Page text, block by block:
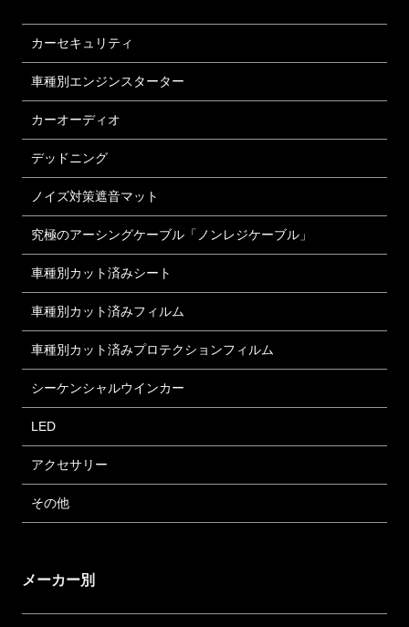
カーセキュリティ
車種別エンジンスターター
カーオーディオ
デッドニング
ノイズ対策遮音マット
究極のアーシングケーブル「ノンレジケーブル」
車種別カット済みシート
車種別カット済みフィルム
車種別カット済みプロテクションフィルム
シーケンシャルウインカー
LED
アクセサリー
その他
メーカー別